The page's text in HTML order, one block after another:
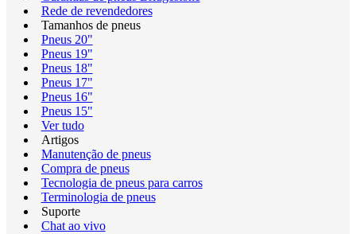
Rede de revendedores
Tamanhos de pneus
Pneus 20"
Pneus 19"
Pneus 18"
Pneus 17"
Pneus 16"
Pneus 15"
Ver tudo
Artigos
Manutenção de pneus
Compra de pneus
Tecnologia de pneus para carros
Terminologia de pneus
Suporte
Chat ao vivo